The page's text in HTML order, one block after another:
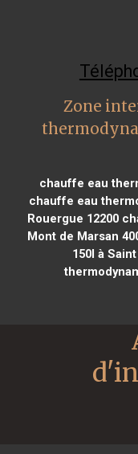
Zone
chauffe eau
chauffe eau
Rouergue 12200
Mont de Marsan
150l à